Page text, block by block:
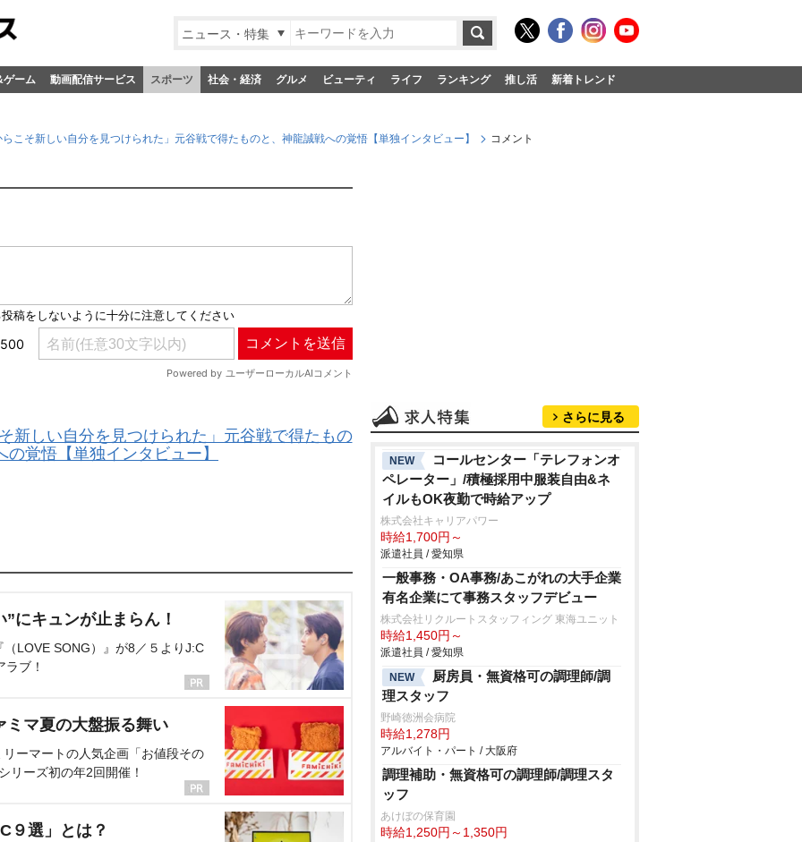
ニュース・特集
ゲーム 動画配信サービス スポーツ 社会・経済 グルメ ビューティ ライフ ランキング 推し活 新着トレンド
こそ新しい自分を見つけられた」元谷戦で得たものと、神龍誠戦への覚悟【単独インタビュー】 コメント
新しい自分を見つけられた」元谷戦で得たもの
の覚悟【単独インタビュー】
にキュンが止まらん！
LOVE SONG）』が8／５よりJ:C
ブ！
ミマ夏の大盤振る舞い
ーマートの人気企画「お値段その
リーズ初の年2回開催！
９選」とは？
さらに見る
NEW
コールセンター「テレフォンオ
ペレーター」/積極採用中服装自由&ネ
イルもOK夜勤で時給アップ
株式会社キャリアパワー
時給1,700円～
派遣社員 / 愛知県
一般事務・OA事務/あこがれの大手企業
有名企業にて事務スタッフデビュー
株式会社リクルートスタッフィング 東海ユニット
時給1,450円～
派遣社員 / 愛知県
NEW
厨房員・無資格可の調理師/調
理スタッフ
野崎徳洲会病院
時給1,278円
アルバイト・パート / 大阪府
調理補助・無資格可の調理師/調理スタ
ッフ
あけぼの保育園
時給1,250円～1,350円